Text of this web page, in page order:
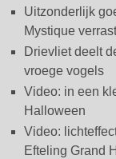
Uitzonderlijk
Mystique
Drievliet deelt
vroege vogels
Video: in een
Halloween
Video:
Efteling Grand